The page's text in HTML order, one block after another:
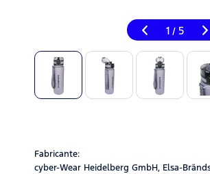
1 / 5
Fabricante:
cyber-Wear Heidelberg GmbH, Elsa-